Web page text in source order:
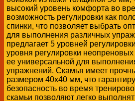
высокий уровень комфорта во
возможность регулировки как
спинки, что позволяет выбрать
для выполнения различных
предлагает 5 уровней
уровня регулировки неопреновых
ее универсальной для
упражнений. Скамья имеет
размером 40x40 мм, что
безопасность во время
скамьи позволяют легко